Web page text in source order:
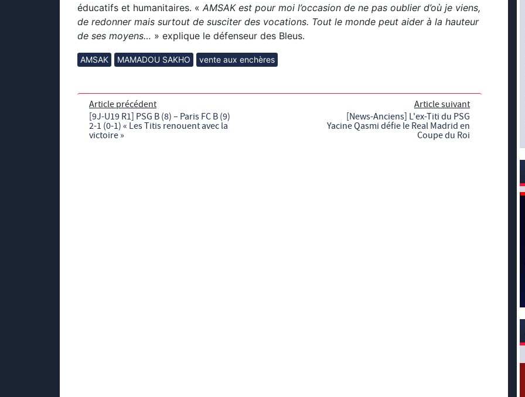
éducatifs et humanitaires. « AMSAK est pour moi l’occasion de ne pas oublier d’où je viens,
de redonner mais surtout de susciter des vocations. Tout le monde peut aider à la hauteur
de ses moyens… » explique le défenseur des Bleus.
AMSAK MAMADOU SAKHO vente aux enchères
Article précédent
[9J-U19 R1] PSG B (8) – Paris FC B (9)
2-1 (0-1) « Les Titis renouent avec la
victoire »
Article suivant
[News-Anciens] L'ex-Titi du PSG
Yacine Qasmi défie le Real Madrid en
Coupe du Roi